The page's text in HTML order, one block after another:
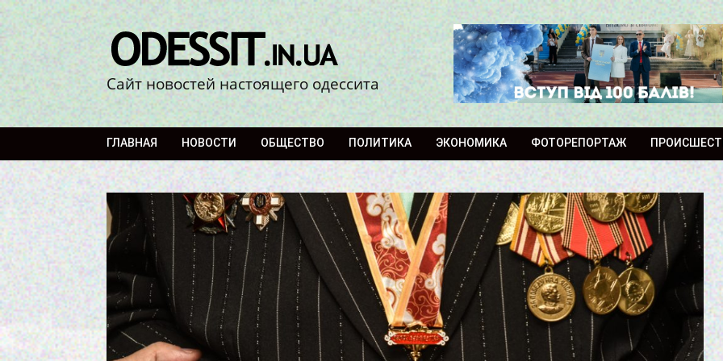
Сайт новостей настоящего одессита
ГЛАВНАЯ НОВОСТИ ОБЩЕСТВО ПОЛИТИКА ЭКОНОМИКА ФОТОРЕПОРТАЖ